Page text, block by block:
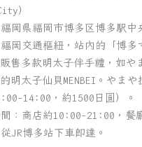
）
岡県福岡市博多区博多駅中
岡交通樞紐，站內的「博多
售多款明太子伴手禮，如や
明太子仙貝MENBEI。やま
14:00，約1500日圓）。
：商店約10:00-21:00，餐
JR博多站下車即達。